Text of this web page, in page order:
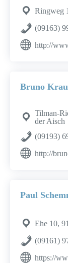
Ringweg
(09163)
http://
Bruno
Tilman-
der Aisch
(09193)
http://
Paul
Ehe 10,
(09161)
https://